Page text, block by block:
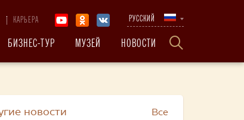
КАРЬЕРА РУССКИЙ
БИЗНЕС-ТУР МУЗЕЙ НОВОСТИ
новости Все